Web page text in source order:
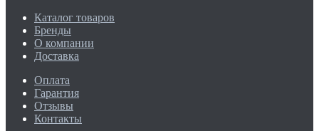
Каталог товаров
Бренды
О компании
Доставка
Оплата
Гарантия
Отзывы
Контакты